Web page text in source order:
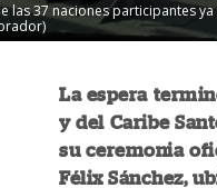
las 37 naciones participantes
La espera
y del Caribe
su ceremonia
Félix Sánchez,